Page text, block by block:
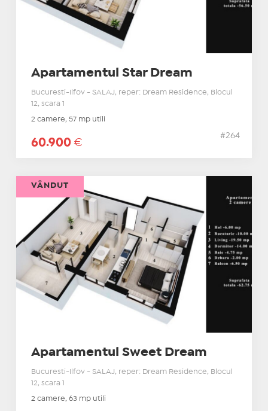
Apartamentul Star Dream
Bucuresti-Ilfov - SALAJ, reper: Dream Residence, Blocul
12, scara 1
2 camere, 57 mp utili
60.900 €
#264
Apartamentul Sweet Dream
Bucuresti-Ilfov - SALAJ, reper: Dream Residence, Blocul
12, scara 1
2 camere, 63 mp utili
VÂNDUT